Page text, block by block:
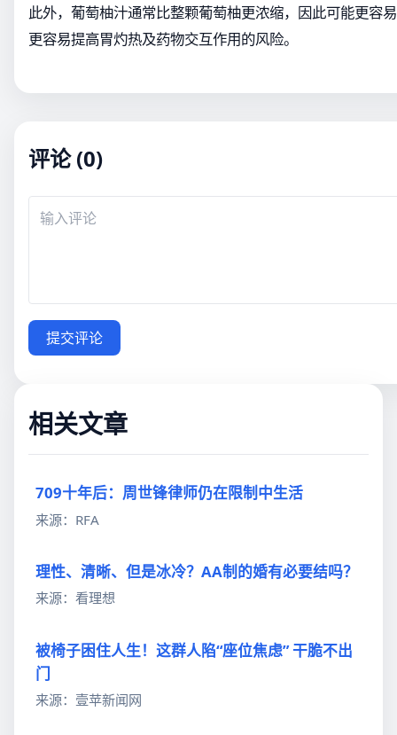
此外，葡萄柚汁通常比整颗葡萄柚更浓缩，因此可能更容
更容易提高胃灼热及药物交互作用的风险。
评论 (0)
提交评论
相关文章
709十年后：周世锋律师仍在限制中生活
来源：RFA
理性、清晰、但是冰冷？AA制的婚有必要结吗？
来源：看理想
被椅子困住人生！这群人陷“座位焦虑” 干脆不出
门
来源：壹苹新闻网